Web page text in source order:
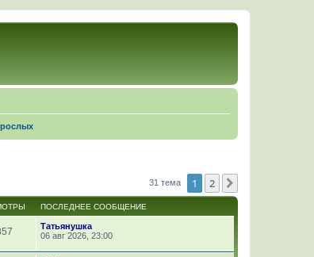
31 тема 1 2
ПОСЛЕДНЕЕ СООБЩЕНИЕ
Татьянушка
06 авг 2026, 23:00